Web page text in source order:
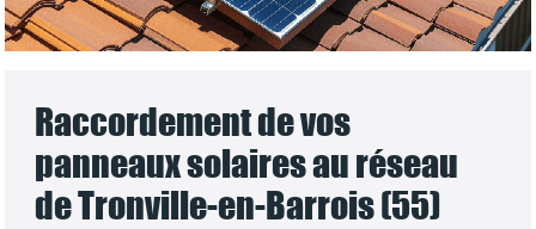
Raccordement de vos
panneaux solaires au réseau
de Tronville-en-Barrois (55)